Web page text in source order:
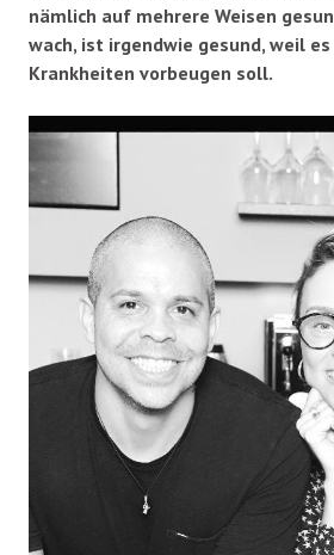
nämlich auf mehrere Weisen
wach, ist irgendwie gesund, weil
Krankheiten vorbeugen soll.